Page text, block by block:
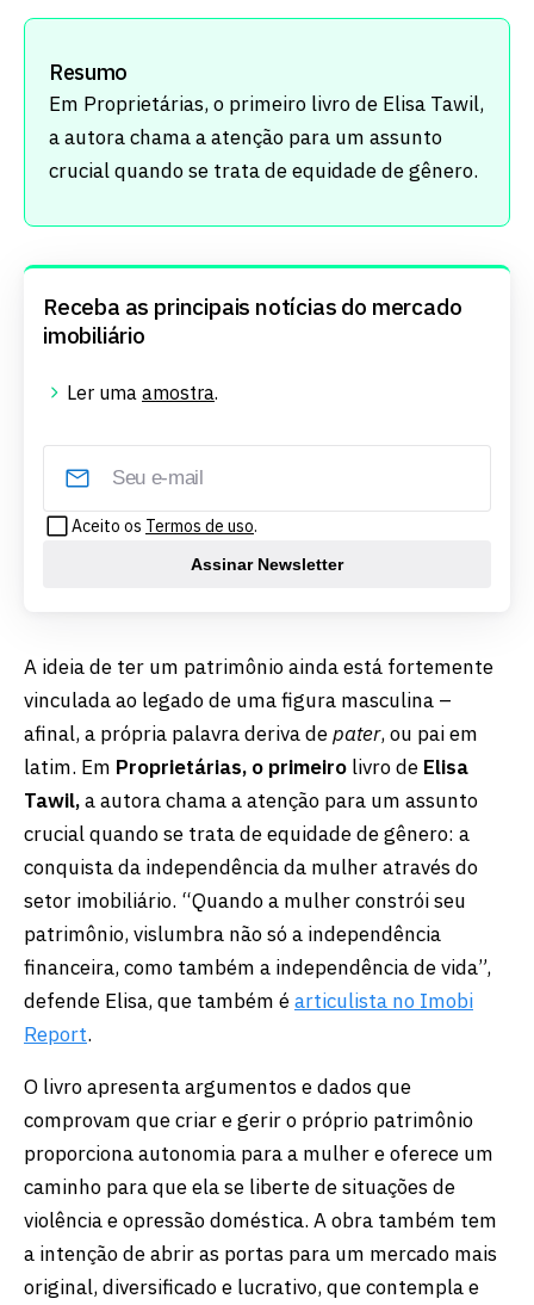
Resumo
Em Proprietárias, o primeiro livro de Elisa Tawil,
a autora chama a atenção para um assunto
crucial quando se trata de equidade de gênero.
Receba as principais notícias do mercado
imobiliário
Ler uma amostra.
Aceito os Termos de uso.
Assinar Newsletter
A ideia de ter um patrimônio ainda está fortemente
vinculada ao legado de uma figura masculina –
afinal, a própria palavra deriva depater, ou pai em
latim. Em Proprietárias, o primeiro livro de Elisa
Tawil,a autora chama a atenção para um assunto
crucial quando se trata de equidade de gênero: a
conquista da independência da mulher através do
setor imobiliário. “Quando a mulher constrói seu
patrimônio, vislumbra não só a independência
financeira, como também a independência de vida”,
defende Elisa, que também éarticulista no Imobi
Report.
O livro apresenta argumentos e dados que
comprovam que criar e gerir o próprio patrimônio
proporciona autonomia para a mulher e oferece um
caminho para que ela se liberte de situações de
violência e opressão doméstica. A obra também tem
a intenção de abrir as portas para um mercado mais
original, diversificado e lucrativo, que contempla e